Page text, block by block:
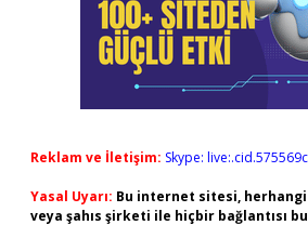
Reklam ve İletişim: Skype:
Yasal Uyarı: Bu internet sitesi,
veya şahıs şirketi ile hiçbir bağlantısı